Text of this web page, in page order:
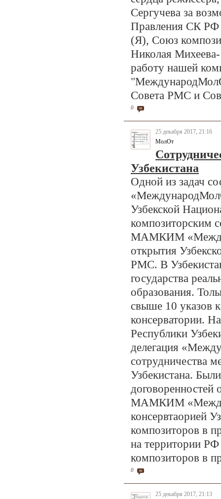
Сергучева за
Правления СК
(Я), Союз
Николая Михеева-
работу нашей
Совета РМС и
0
25 декабря 2017, 21:16
МолОт
Узбекистана
Одной из задач
Узбекской
композиторским
МАМКИМ
открытия
РМС. В
государства
образования.
свыше 10 указов
консерватории.
Республики
делегация
сотрудничества
Узбекистана.
договоренностей
МАМКИМ
консервтаорией
композиторов
на территории
композиторов в
0
25 декабря 2017, 21:13